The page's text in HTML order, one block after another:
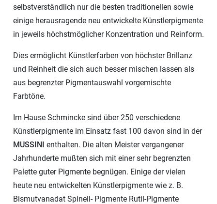
selbstverständlich nur die besten traditionellen sowie
einige herausragende neu entwickelte Künstlerpigmente
in jeweils höchstmöglicher Konzentration und Reinform.
Dies ermöglicht Künstlerfarben von höchster Brillanz
und Reinheit die sich auch besser mischen lassen als
aus begrenzter Pigmentauswahl vorgemischte
Farbtöne.
Im Hause Schmincke sind über 250 verschiedene
Künstlerpigmente im Einsatz fast 100 davon sind in der
MUSSINI enthalten. Die alten Meister vergangener
Jahrhunderte mußten sich mit einer sehr begrenzten
Palette guter Pigmente begnügen. Einige der vielen
heute neu entwickelten Künstlerpigmente wie z. B.
Bismutvanadat Spinell- Pigmente Rutil-Pigmente